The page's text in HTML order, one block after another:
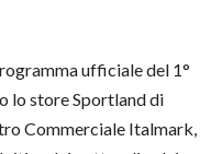
ufficiale del 1°
lo store Sportland di
Commerciale Italmark,